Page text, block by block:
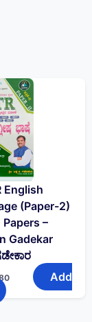
English
(Paper-2)
–
Gadekar
Add